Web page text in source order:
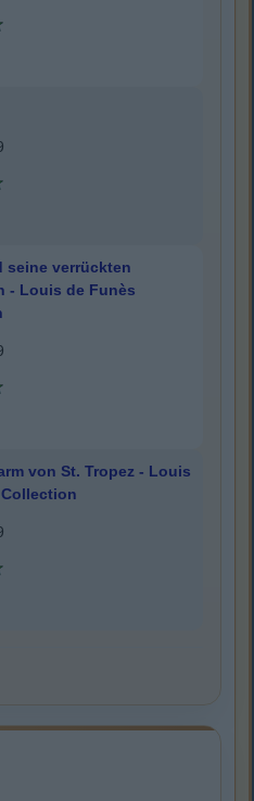
seine verrückten
- Louis de Funès
von St. Tropez - Louis